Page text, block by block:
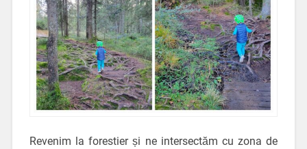
Revenim la forestier și ne intersectăm cu zona de